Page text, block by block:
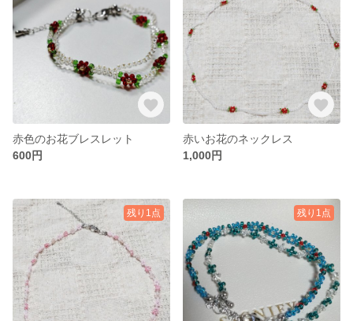
赤色のお花ブレスレット
600円
赤いお花のネックレス
1,000円
残り1点 残り1点